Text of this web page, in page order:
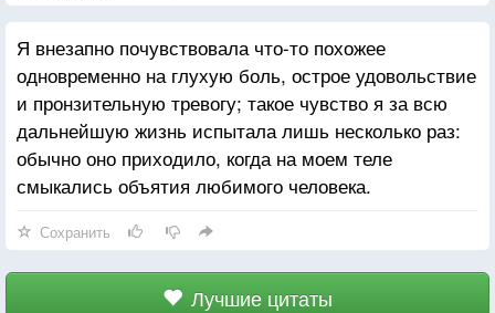
Я внезапно почувствовала что-то похожее
одновременно на глухую боль, острое удовольствие
и пронзительную тревогу; такое чувство я за всю
дальнейшую жизнь испытала лишь несколько раз:
обычно оно приходило, когда на моем теле
смыкались объятия любимого человека.
Сохранить
Лучшие цитаты